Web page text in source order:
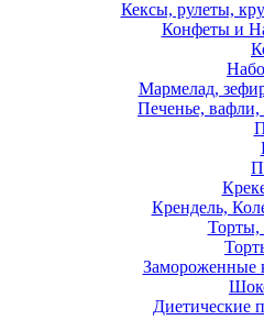
Кексы, рулеты,
Конфеты и
Мармелад,
Печенье,
Крендель,
Торты,
Замороженные
Диетические